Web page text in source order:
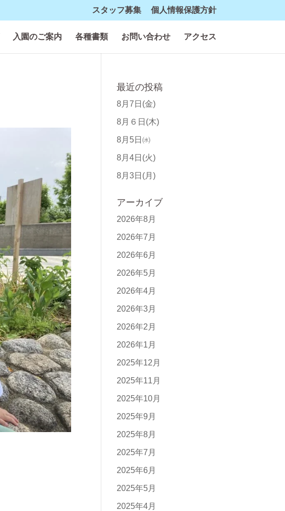
スタッフ募集 個人情報保護方針
入園のご案内 各種書類 お問い合わせ アクセス
最近の投稿
8月7日(金)
8月６日(木)
8月5日㈬
8月4日(火)
8月3日(月)
アーカイブ
2026年8月
2026年7月
2026年6月
2026年5月
2026年4月
2026年3月
2026年2月
2026年1月
2025年12月
2025年11月
2025年10月
2025年9月
2025年8月
2025年7月
2025年6月
2025年5月
2025年4月